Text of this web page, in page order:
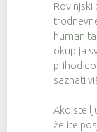
Rovinjski
okuplja
prihod
saznati
Ako ste
želite